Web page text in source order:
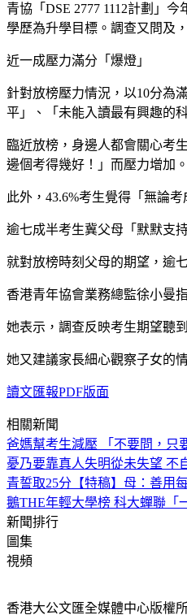
青協「DSE 2777 1112計劃」
學歷為升學目標。調查又問及
近一成壓力滿分「爆燈」
針對放榜壓力情況，以10分為
平」、「未能入讀最有興趣的
臨近放榜，身邊人都會關心考
邊個考得幾好！」而壓力增加
此外，43.6%考生覺得「無論
逾七成半考生冀父母「默默支持
就對放榜時刻父母的期望，逾
香港青年協會業務總監徐小曼
她表示，調查反映考生期望聽
她又建議家長細心觀察子女的
讀文匯報PDF版面
相關新聞
爸媽幫考生減壓 「不要問，只
憂乃要靠真人失明從未失望 不
青誓取25分 【特稿】母：善用
鵝THE年輕大學榜 科大蟬聯「
新聞排行
圖集
視頻
香港大公文匯全媒體中心版權